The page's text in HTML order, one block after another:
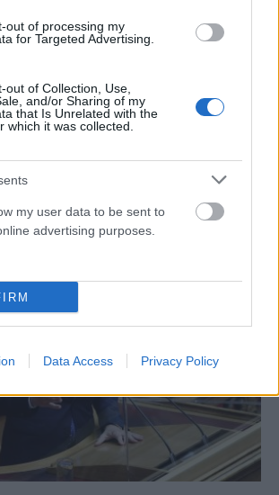
out of processing my
for Targeted Advertising.
out of Collection, Use,
and/or Sharing of my
that Is Unrelated with the
which it was collected.
my user data to be sent to
advertising purposes.
Data Access Privacy Policy
που κυκλοφορεί
που κυκλοφορεί με ρεπορτάζ,
οι οποίες θα συζητηθούν.